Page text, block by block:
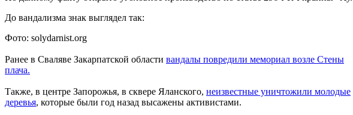
До вандализма знак выглядел так:
Фото: solydarnist.org
Ранее в Сваляве Закарпатской области вандалы повредили мемориал возле Стены
плача.
Также, в центре Запорожья, в сквере Яланского, неизвестные уничтожили молодые
деревья, которые были год назад высажены активистами.